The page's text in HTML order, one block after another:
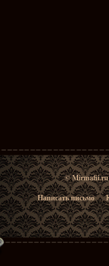
© Mirmafii.ru
Написать письмо